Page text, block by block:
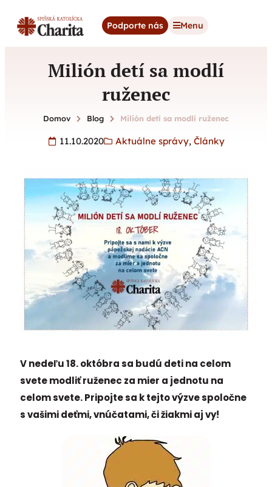
Podporte nás Menu
Milión detí sa modlí
ruženec
Domov Blog Milión detí sa modlí ruženec
11.10.2020 Aktuálne správy, Články
V nedeľu 18. októbra sa budú deti na celom
svete modliť ruženec za mier a jednotu na
celom svete. Pripojte sa k tejto výzve spoločne
s vašimi deťmi, vnúčatami, či žiakmi aj vy!